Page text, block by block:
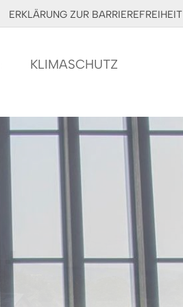
ERKLÄRUNG ZUR BARRIEREFREIHEIT
KLIMASCHUTZ